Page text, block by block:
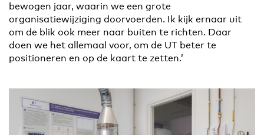
bewogen jaar, waarin we een grote
organisatiewijziging doorvoerden. Ik kijk ernaar uit
om de blik ook meer naar buiten te richten. Daar
doen we het allemaal voor, om de UT beter te
positioneren en op de kaart te zetten.’